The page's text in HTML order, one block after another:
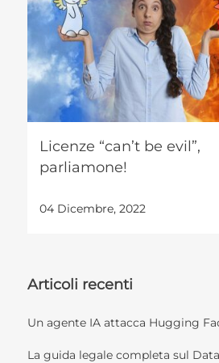
Licenze “can’t be evil”,
parliamone!
04 Dicembre, 2022
Articoli recenti
Un agente IA attacca Hugging
La guida legale completa sul